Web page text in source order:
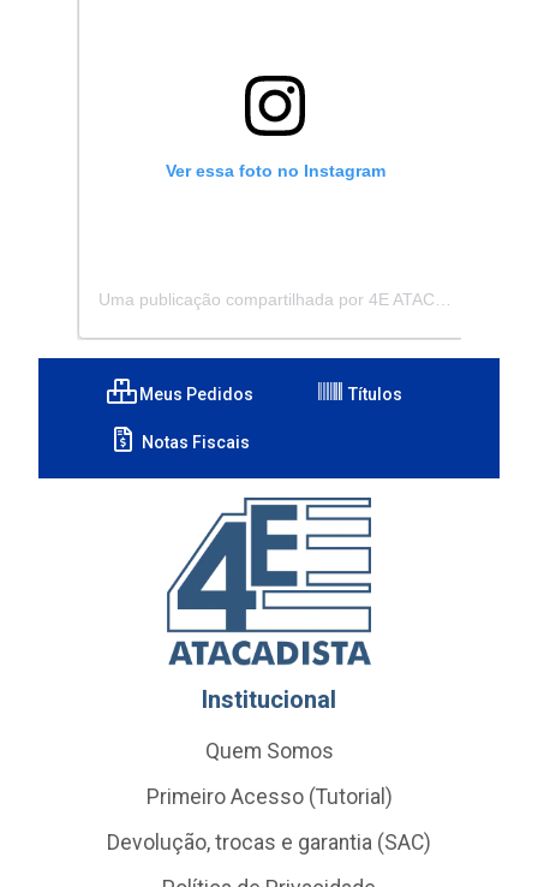
Ver essa foto no Instagram
Meus Pedidos Títulos
Notas Fiscais
Institucional
Quem Somos
Primeiro Acesso (Tutorial)
Devolução, trocas e garantia (SAC)